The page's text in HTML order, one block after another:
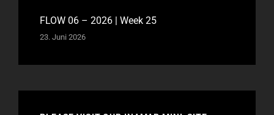
FLOW 06 – 2026 | Week 25
23. Juni 2026